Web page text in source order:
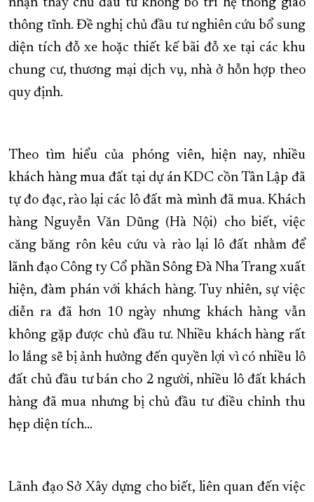
nhận thấy chủ đầu tư không bố trí hệ thống giao
thông tĩnh. Đề nghị chủ đầu tư nghiên cứu bổ sung
diện tích đỗ xe hoặc thiết kế bãi đỗ xe tại các khu
chung cư, thương mại dịch vụ, nhà ở hỗn hợp theo
quy định.
Theo tìm hiểu của phóng viên, hiện nay, nhiều
khách hàng mua đất tại dự án KDC cồn Tân Lập đã
tự đo đạc, rào lại các lô đất mà mình đã mua. Khách
hàng Nguyễn Văn Dũng (Hà Nội) cho biết, việc
căng băng rôn kêu cứu và rào lại lô đất nhằm để
lãnh đạo Công ty Cổ phần Sông Đà Nha Trang xuất
hiện, đàm phán với khách hàng. Tuy nhiên, sự việc
diễn ra đã hơn 10 ngày nhưng khách hàng vẫn
không gặp được chủ đầu tư. Nhiều khách hàng rất
lo lắng sẽ bị ảnh hưởng đến quyền lợi vì có nhiều lô
đất chủ đầu tư bán cho 2 người, nhiều lô đất khách
hàng đã mua nhưng bị chủ đầu tư điều chỉnh thu
hẹp diện tích…
Lãnh đạo Sở Xây dựng cho biết, liên quan đến việc